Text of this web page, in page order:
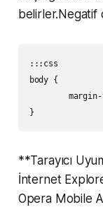
belirler.Negatif
:::css
body {
**Tarayıcı
İnternet
Opera Mobile